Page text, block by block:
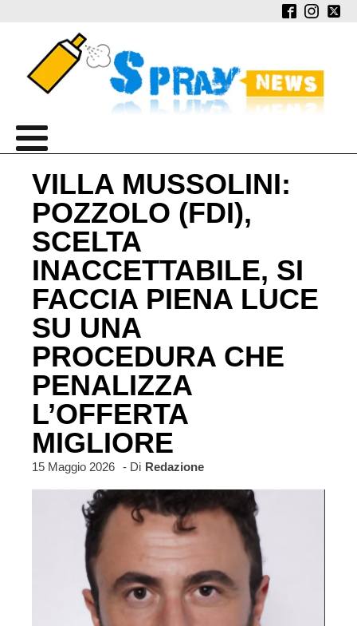
VILLA MUSSOLINI:
POZZOLO (FDI),
SCELTA
INACCETTABILE, SI
FACCIA PIENA LUCE
SU UNA
PROCEDURA CHE
PENALIZZA
L’OFFERTA
MIGLIORE
15 Maggio 2026 - Di Redazione